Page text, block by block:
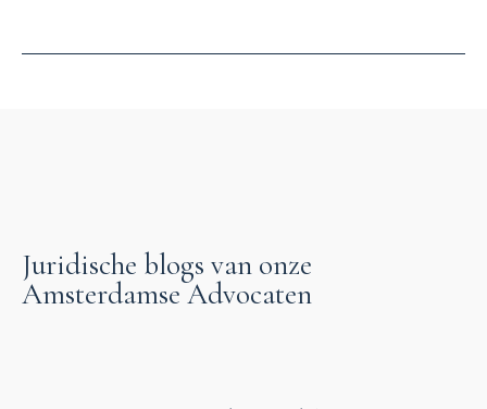
Juridische blogs van onze
Amsterdamse Advocaten